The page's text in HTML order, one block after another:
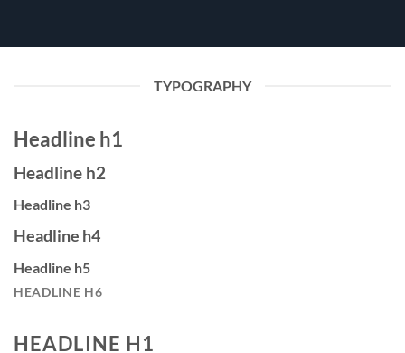
TYPOGRAPHY
Headline h1
Headline h2
Headline h3
Headline h4
Headline h5
HEADLINE H6
HEADLINE H1